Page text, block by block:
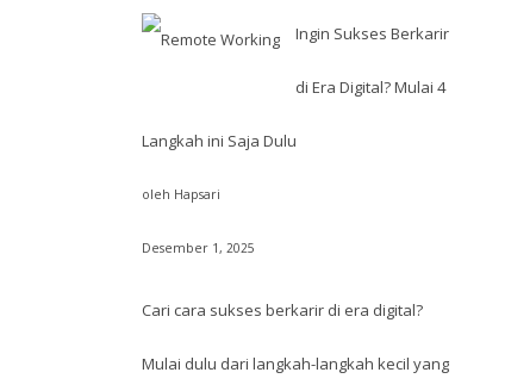
Ingin Sukses Berkarir
di Era Digital? Mulai 4
Langkah ini Saja Dulu
oleh Hapsari
Desember 1, 2025
Cari cara sukses berkarir di era digital?
Mulai dulu dari langkah-langkah kecil yang